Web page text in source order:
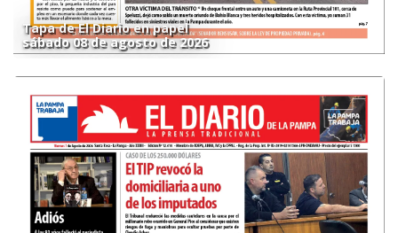
Tapa de El Diario en papel
sábado 08 de agosto de 2026